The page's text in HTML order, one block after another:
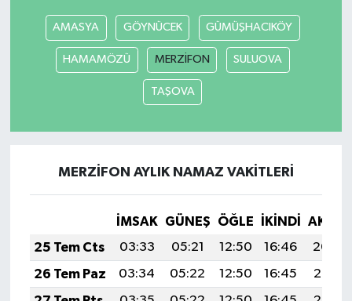
AMASYA GÖYNÜCEK GÜMÜŞHACIKÖY
HAMAMÖZÜ MERZİFON SULUOVA
TAŞOVA
MERZİFON AYLIK NAMAZ VAKITLERI
İMSAK GÜNEŞ ÖĞLE İKINDI
25 Tem Cts
03:33 05:21 12:50 16:46
20:09
26 Tem Paz
03:34 05:22 12:50 16:45
20:08